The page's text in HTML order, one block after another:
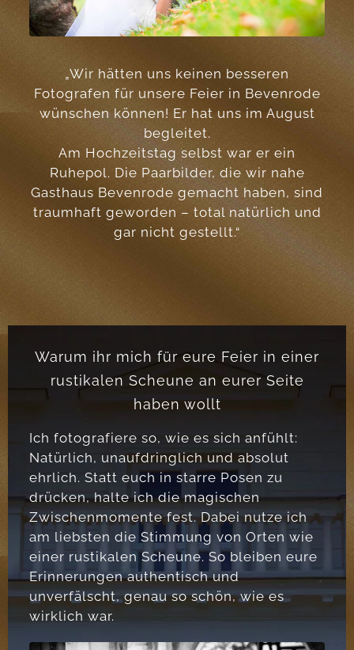
„Wir hätten uns keinen besseren
Fotografen für unsere Feier in Bevenrode
wünschen können! Er hat uns im August
begleitet.
Am Hochzeitstag selbst war er ein
Ruhepol. Die Paarbilder, die wir nahe
Gasthaus Bevenrode gemacht haben, sind
traumhaft geworden – total natürlich und
gar nicht gestellt.“
Warum ihr mich für eure Feier in einer
rustikalen Scheune an eurer Seite
haben wollt
Ich fotografiere so, wie es sich anfühlt:
Natürlich, unaufdringlich und absolut
ehrlich. Statt euch in starre Posen zu
drücken, halte ich die magischen
Zwischenmomente fest. Dabei nutze ich
am liebsten die Stimmung von Orten wie
einer rustikalen Scheune. So bleiben eure
Erinnerungen authentisch und
unverfälscht, genau so schön, wie es
wirklich war.